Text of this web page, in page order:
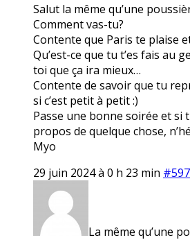
Salut la même qu’une
Comment vas-tu?
Contente que Paris te plaise
Qu’est-ce que tu t’es fais au
toi que ça ira mieux…
Contente de savoir que tu
si c’est petit à petit :)
Passe une bonne soirée et si
propos de quelque chose,
Myo
29 juin 2024 à 0 h 23 min
La même qu’une